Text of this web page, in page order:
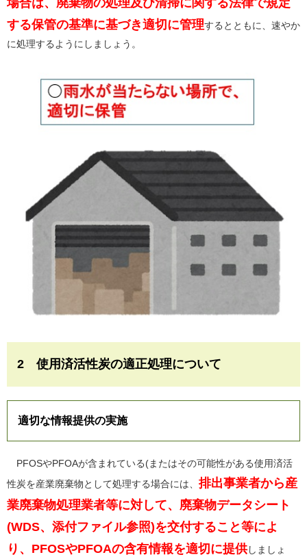
する保管の基準に基づき適切に管理するとともに、速やか
に処理するようにしましょう。
2 使用済活性炭の適正処理について
適切な情報提供の実施
PFOSやPFOAが含まれている(またはその可能性がある使用済活
性炭を産業廃棄物として処理する場合には、 排出事業者から産
業廃棄物処理業者等に対して、廃棄物データシート
(WDS、添付ファイル参照)を交付すること等によ
り、PFOSやPFOAの含有情報を適切に提供しましょ